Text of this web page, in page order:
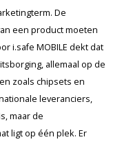
De
een product moeten
i.safe MOBILE dekt dat
allemaal op de
zoals chipsets en
leveranciers,
maar de
ligt op één plek. Er